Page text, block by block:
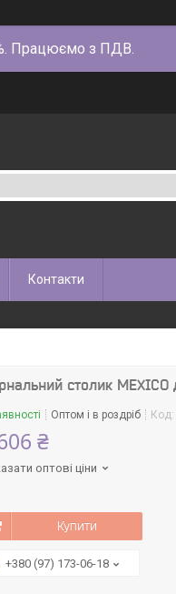
Працюємо з ПДВ.
Контакти
столик
Оптом і в роздріб Код:
₴
оптові ціни
Купити
+380 (97) 173-06-18